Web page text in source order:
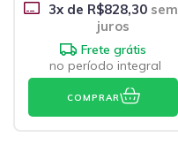
3x de R$828,30sem
juros
Frete grátis
no período integral
COMPRAR